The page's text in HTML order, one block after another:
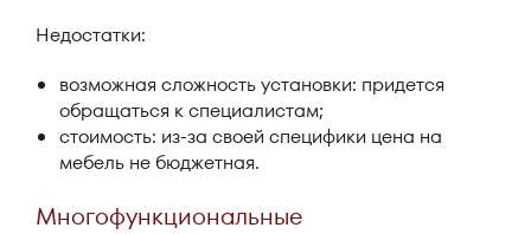
Недостатки:
возможная сложность установки: придется
обращаться к специалистам;
стоимость: из-за своей специфики цена на
мебель не бюджетная.
Многофункциональные